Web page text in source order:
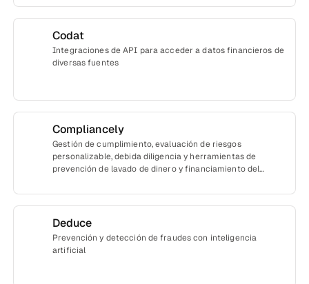
Codat
Integraciones de API para acceder a datos financieros de
diversas fuentes
Compliancely
Gestión de cumplimiento, evaluación de riesgos
personalizable, debida diligencia y herramientas de
prevención de lavado de dinero y financiamiento del
Deduce
Prevención y detección de fraudes con inteligencia
artificial